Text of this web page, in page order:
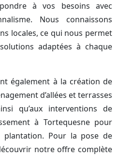
à vos besoins avec
Nous connaissons
locales, ce qui nous permet
adaptées à chaque
également à la création de
d’allées et terrasses
qu’aux interventions de
à Tortequesne pour
plantation. Pour la pose de
notre offre complète